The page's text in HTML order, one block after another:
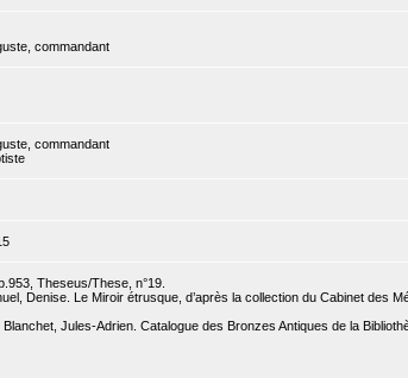
commandant
commandant
Theseus/These, n°19.
Denise. Le Miroir étrusque, d’après la collection du Cabinet des
Jules-Adrien. Catalogue des Bronzes Antiques de la